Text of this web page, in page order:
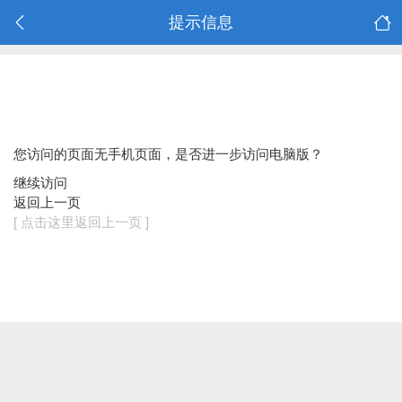
提示信息
您访问的页面无手机页面，是否进一步访问电脑版？
继续访问
返回上一页
[ 点击这里返回上一页 ]